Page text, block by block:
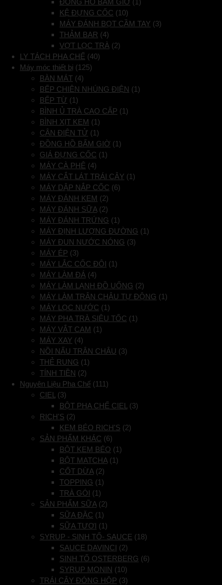
ĐỒNG HỒ BẤM GIỜ (1)
KỆ ĐỰNG CỐC (10)
MÁY ĐÁNH BỌT CẦM TAY (3)
THẢM BAR (4)
VỢT LỌC TRÀ (2)
LY TÁCH PHA CHẾ (40)
Máy móc thiết bị (125)
BÀN MÁT (4)
BẾP CHIÊN NHÚNG ĐIỆN (1)
BẾP TỪ (1)
BÌNH Ủ TRÀ CAO CẤP (1)
BÌNH XỊT KEM (1)
CÂN ĐIỆN TỬ (1)
ĐỒNG HỒ BẤM GIỜ (1)
GIÁ ĐỰNG CỐC (1)
MÁY CÀ PHÊ (4)
MÁY CẮT LÁT TRÁI CÂY (1)
MÁY DẬP NẮP CỐC (6)
MÁY ĐÁNH KEM (2)
MÁY ĐÁNH SỮA (2)
MÁY ĐÁNH TRỨNG (1)
MÁY ĐỊNH LƯỢNG ĐƯỜNG (1)
MÁY ĐUN NƯỚC NÓNG (3)
MÁY ÉP (3)
MÁY LẮC CỐC ĐÔI (1)
MÁY LÀM ĐÁ (4)
MÁY LÀM LẠNH ĐỒ UỐNG (2)
MÁY LÀM TRÂN CHÂU TỰ ĐỘNG (1)
MÁY LỌC NƯỚC (1)
MÁY PHA TRÀ SIÊU TỐC (1)
MÁY VẮT CAM (1)
MÁY XAY (4)
NỒI NẤU TRÂN CHÂU (3)
THẺ RUNG (1)
TÍNH TIỀN (2)
Nguyên Liệu Pha Chế (111)
CIEL (3)
BỘT PHA CHẾ CIEL (3)
RICH'S (2)
KEM BÉO RICH'S (2)
SẢN PHẨM KHÁC (6)
BỘT KEM BÉO (1)
BỘT MATCHA (1)
CỐT DỪA (2)
TOPPING (1)
TRÀ GÓI (1)
SẢN PHẨM SỮA (2)
SỮA ĐẶC (1)
SỮA TƯƠI (1)
SYRUP - SINH TỐ- SAUCE (18)
SAUCE DAVINCI (2)
SINH TỐ OSTERBERG (6)
SYRUP MONIN (10)
TRÁI CÂY ĐÓNG HỘP (3)